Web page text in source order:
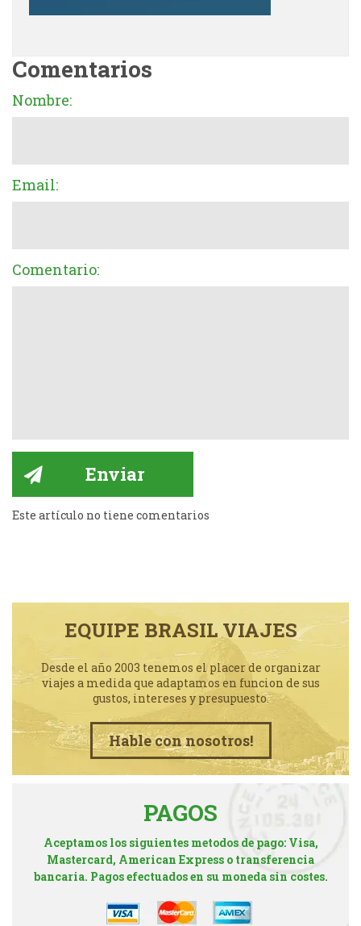
Comentarios
Nombre:
Email:
Comentario:
Este artículo no tiene comentarios
EQUIPE BRASIL VIAJES
Desde el año 2003 tenemos el placer de organizar
viajes a medida que adaptamos en funcion de sus
gustos, intereses y presupuesto.
Hable con nosotros!
PAGOS
Aceptamos los siguientes metodos de pago: Visa,
Mastercard, American Express o transferencia
bancaria. Pagos efectuados en su moneda sin costes.